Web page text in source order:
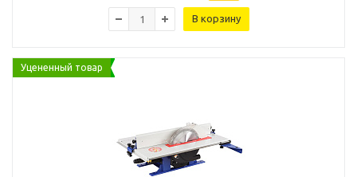
В корзину
Уцененный товар